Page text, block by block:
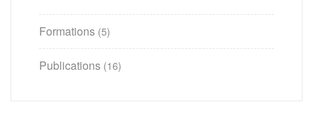
Formations (5)
Publications (16)